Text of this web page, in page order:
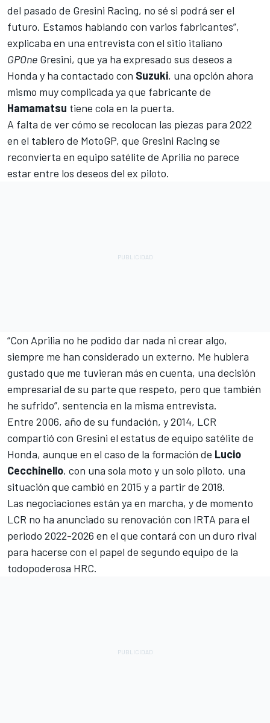
del pasado de Gresini Racing, no sé si podrá ser el
futuro. Estamos hablando con varios fabricantes”,
explicaba en una entrevista con el sitio italiano
GPOne Gresini, que ya ha expresado sus deseos a
Honda y ha contactado con Suzuki, una opción ahora
mismo muy complicada ya que fabricante de
Hamamatsu tiene cola en la puerta.
A falta de ver cómo se recolocan las piezas para 2022
en el tablero de MotoGP, que Gresini Racing se
reconvierta en equipo satélite de Aprilia no parece
estar entre los deseos del ex piloto.
“Con Aprilia no he podido dar nada ni crear algo,
siempre me han considerado un externo. Me hubiera
gustado que me tuvieran más en cuenta, una decisión
empresarial de su parte que respeto, pero que también
he sufrido”, sentencia en la misma entrevista.
Entre 2006, año de su fundación, y 2014, LCR
compartió con Gresini el estatus de equipo satélite de
Honda, aunque en el caso de la formación de Lucio
Cecchinello, con una sola moto y un solo piloto, una
situación que cambió en 2015 y a partir de 2018.
Las negociaciones están ya en marcha, y de momento
LCR no ha anunciado su renovación con IRTA para el
periodo 2022-2026 en el que contará con un duro rival
para hacerse con el papel de segundo equipo de la
todopoderosa HRC.